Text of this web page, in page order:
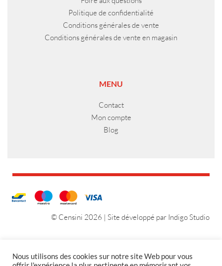
Politique de confidentialité
Conditions générales de vente
Conditions générales de vente en magasin
MENU
Contact
Mon compte
Blog
© Censini 2026 | Site développé par Indigo Studio
Nous utilisons des cookies sur notre site Web pour vous